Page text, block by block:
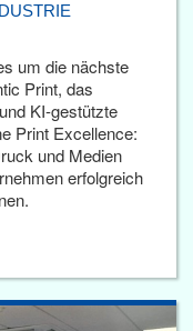
um die nächste
Print, das
KI-gestützte
Print Excellence:
und Medien
erfolgreich